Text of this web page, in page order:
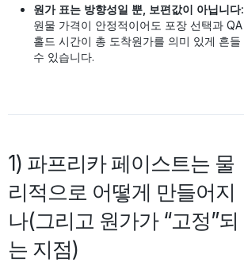
원가 표는 방향성일 뿐, 보편값이 아닙니다:
원물 가격이 안정적이어도 포장 선택과 QA
홀드 시간이 총 도착원가를 의미 있게 흔들
수 있습니다.
1) 파프리카 페이스트는 물
리적으로 어떻게 만들어지
나(그리고 원가가 “고정”되
는 지점)